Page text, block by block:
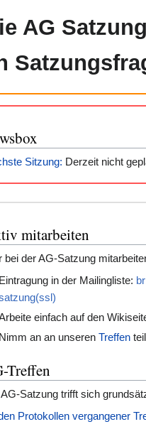
AG
Sitzung: Derzeit nicht
mitarbeiten
bei der AG-Satzung
Eintragung in der Mailingliste:
einfach auf den
Nimm an an unserenTreffen
Treffen
Satzung trifft sich
Protokollen vergangener